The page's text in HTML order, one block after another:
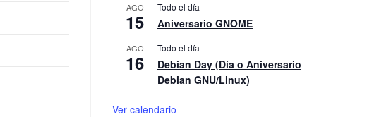
AGO
15
Todo el día
Aniversario GNOME
AGO
16
Todo el día
Debian Day (Día o Aniversario
Debian GNU/Linux)
Ver calendario